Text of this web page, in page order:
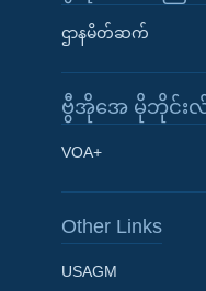
Learning English
ဌာနမိတ်ဆက်
ဗွီအိုအေ မိုဘိုင်းလ်
VOA+
Other Links
USAGM